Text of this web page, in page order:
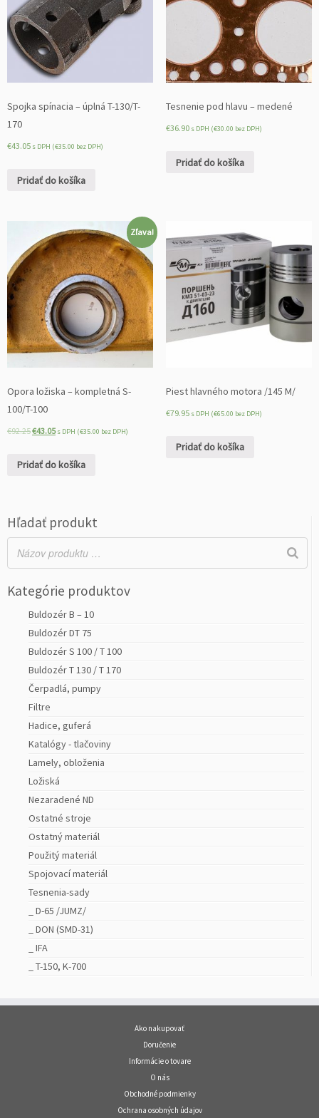
a
-
k
l
e
n
-
1
0
0
Spojka spínacia – úplná T-130/T-
170
€43.05 s DPH (€35.00 bez DPH)
Pridať do košíka
Tesnenie pod hlavu – medené
€36.90 s DPH (€30.00 bez DPH)
Pridať do košíka
Zľava!
Opora ložiska – kompletná S-
100/T-100
€92.25€43.05 s DPH (€35.00 bez DPH)
Pridať do košíka
Piest hlavného motora /145 М/
€79.95 s DPH (€65.00 bez DPH)
Pridať do košíka
Hľadať produkt
Kategórie produktov
Buldozér B – 10
Buldozér DT 75
Buldozér S 100 / T 100
Buldozér T 130 / T 170
Čerpadlá, pumpy
Filtre
Hadice, guferá
Katalógy - tlačoviny
Lamely, obloženia
Ložiská
Nezaradené ND
Ostatné stroje
Ostatný materiál
Použitý materiál
Spojovací materiál
Tesnenia-sady
_ D-65 /JUMZ/
_ DON (SMD-31)
_ IFA
_ T-150, K-700
Ako nakupovať
Doručenie
Informácie o tovare
O nás
Obchodné podmienky
Ochrana osobných údajov